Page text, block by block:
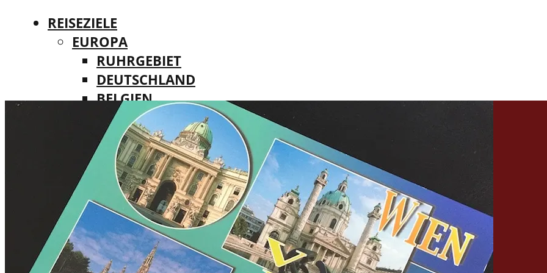
REISEZIELE
EUROPA
RUHRGEBIET
DEUTSCHLAND
BELGIEN
DÄNEMARK
FINNLAND
FRANKREICH
IRLAND
ITALIEN
LUXEMBURG
MALTA
NIEDERLANDE
ÖSTERREICH
REISEZIELE
EUROPA
RUHRGEBIET
DEUTSCHLAND
BELGIEN
DÄNEMARK
FINNLAND
FRANKREICH
IRLAND